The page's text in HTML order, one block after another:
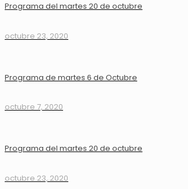
Programa del martes 20 de octubre
octubre 23, 2020
Programa de martes 6 de Octubre
octubre 7, 2020
Programa del martes 20 de octubre
octubre 23, 2020